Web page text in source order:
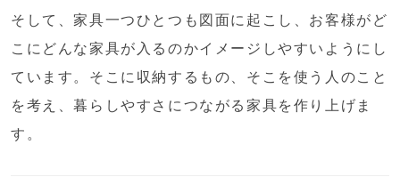
そして、家具一つひとつも図面に起こし、お客様がど
こにどんな家具が入るのかイメージしやすいようにし
ています。そこに収納するもの、そこを使う人のこと
を考え、暮らしやすさにつながる家具を作り上げま
す。